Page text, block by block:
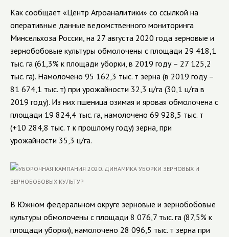
Как сообщает «Центр Агроаналитики» со ссылкой на
оперативные данные ведомственного мониторинга
Минсельхоза России, на 27 августа 2020 года зерновые и
зернобобовые культуры обмолочены с площади 29 418,1
тыс. га (61,3% к площади уборки, в 2019 году – 27 125,2
тыс. га). Намолочено 95 162,3 тыс. т зерна (в 2019 году –
81 674,1 тыс. т) при урожайности 32,3 ц/га (30,1 ц/га в
2019 году). Из них пшеница озимая и яровая обмолочена с
площади 19 824,4 тыс. га, намолочено 69 928,5 тыс. т
(+10 284,8 тыс. т к прошлому году) зерна, при
урожайности 35,3 ц/га.
В Южном федеральном округе зерновые и зернобобовые
культуры обмолочены с площади 8 076,7 тыс. га (87,5% к
площади уборки), намолочено 28 096,5 тыс. т зерна при